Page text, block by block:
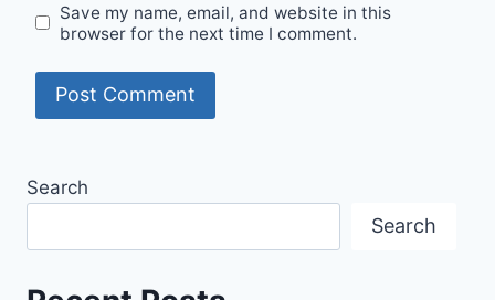
Save my name, email, and website in this
browser for the next time I comment.
Search
Search